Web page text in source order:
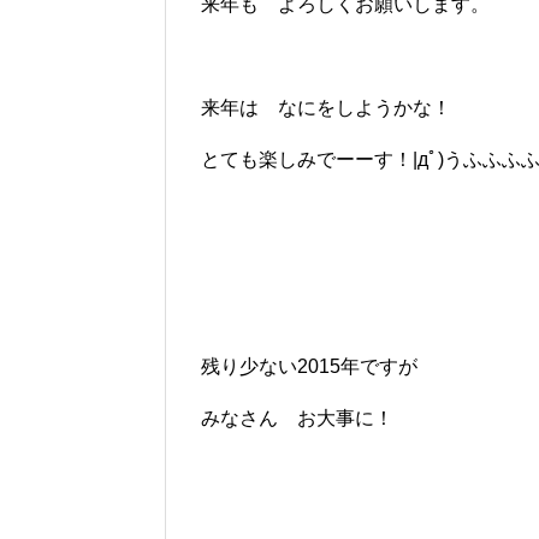
来年も よろしくお願いします。
来年は なにをしようかな！
とても楽しみでーーす！|дﾟ)うふふふ
残り少ない2015年ですが
みなさん お大事に！